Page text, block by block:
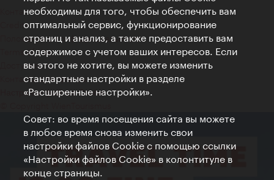
Контакт
Credits
Положение о конфиденциальности
Terms of Use
Доступность
Контакты для прессы
Настройки файлов Cookie
необходимы для того, чтобы обеспечить вам
оптимальный сервис, функционирование
страниц и анализ, а также предоставить вам
содержимое с учетом ваших интересов. Если
вы этого не хотите, вы можете изменить
стандартные настройки в разделе
«Расширенные настройки».
Совет: во время посещения сайта вы можете
в любое время снова изменить свои
настройки файлов Cookie с помощью ссылки
«Настройки файлов Cookie» в колонтитуле в
конце страницы.